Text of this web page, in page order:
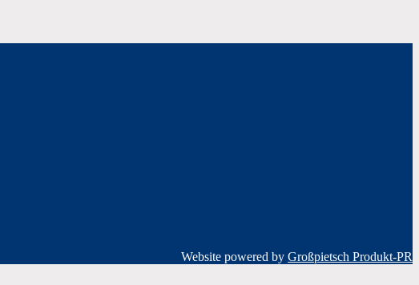
Website powered by Großpietsch Produkt-PR